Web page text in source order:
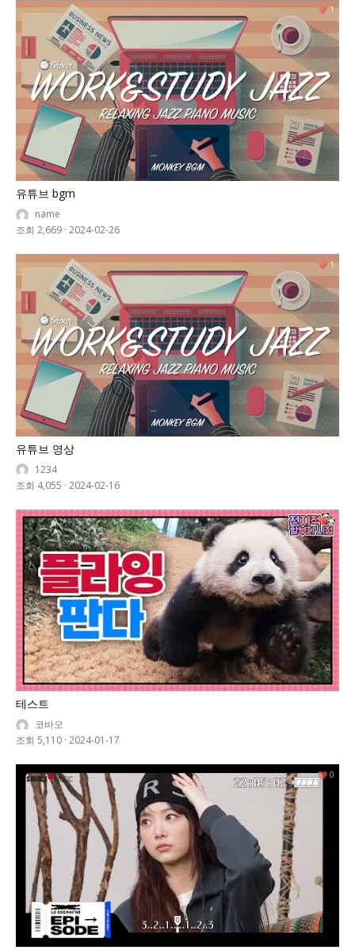
유튜브 bgm
name
조회 2,669 · 2024-02-26
1
유튜브 영상
1234
조회 4,055 · 2024-02-16
1
테스트
코바오
조회 5,110 · 2024-01-17
0
0